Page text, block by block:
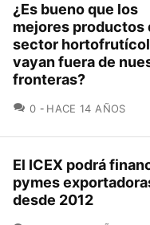
¿Es bueno que los
mejores productos
sector
vayan fuera de
fronteras?
0 COMENTARIOS
HACE 14 AÑOS
El ICEX podrá
pymes
desde 2012